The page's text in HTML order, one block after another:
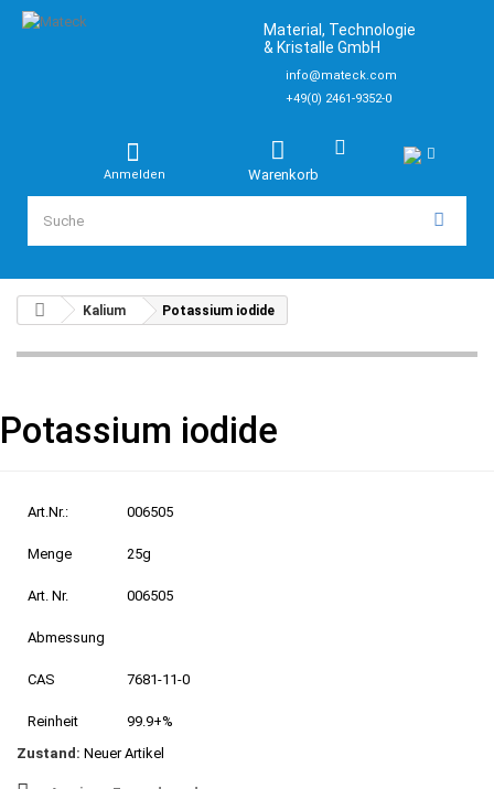
Material, Technologie
& Kristalle GmbH
info@mateck.com
+49(0) 2461-9352-0
Warenkorb
Anmelden
Kalium Potassium iodide
Potassium iodide
Art.Nr.: 006505
Menge 25g
Art. Nr. 006505
Abmessung
CAS 7681-11-0
Reinheit
99.9+%
Zustand: Neuer Artikel